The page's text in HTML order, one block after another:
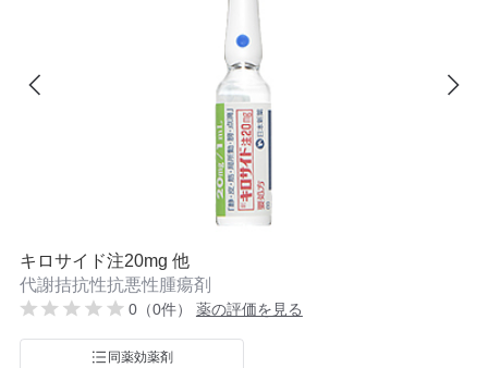
キロサイド注20mg 他
代謝拮抗性抗悪性腫瘍剤
0（0件） 薬の評価を見る
同薬効薬剤